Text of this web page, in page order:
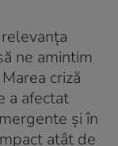
ne amintim
criză
a afectat
și în
atât de